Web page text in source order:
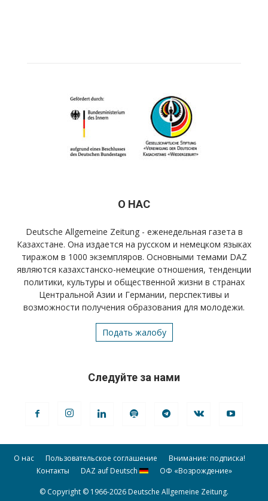
О НАС
Deutsche Allgemeine Zeitung - еженедельная газета в
Казахстане. Она издается на русском и немецком языках
тиражом в 1000 экземпляров. Основными темами DAZ
являются казахстанско-немецкие отношения, тенденции
политики, культуры и общественной жизни в странах
Центральной Азии и Германии, перспективы и
возможности получения образования для молодежи.
Подать жалобу
Следуйте за нами
О нас Пользовательское соглашение
Внимание: подписка!
Контакты
DAZ auf Deutsch ОФ «Возрождение»
© Copyright © 1966-2026 Deutsche Allgemeine Zeitung.